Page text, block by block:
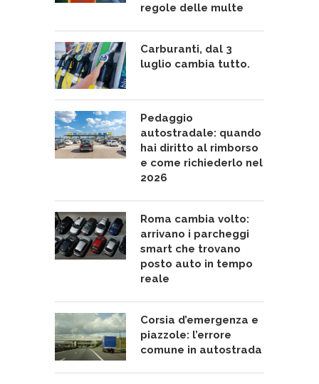
regole delle multe
Carburanti, dal 3
luglio cambia tutto.
Pedaggio
autostradale: quando
hai diritto al rimborso
e come richiederlo nel
2026
Roma cambia volto:
arrivano i parcheggi
smart che trovano
posto auto in tempo
reale
Corsia d’emergenza e
piazzole: l’errore
comune in autostrada